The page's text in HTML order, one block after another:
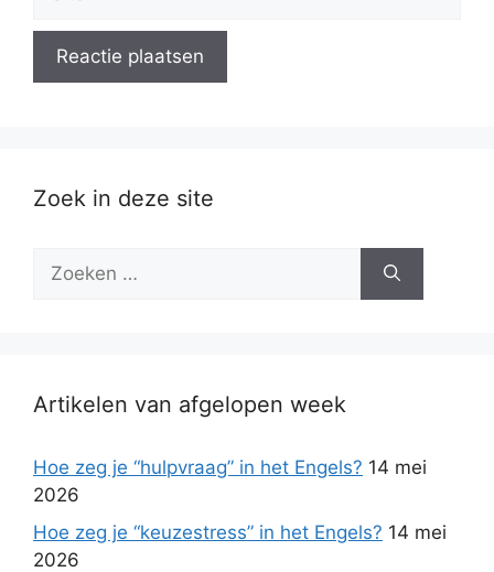
Zoek in deze site
Zoek
Artikelen van afgelopen week
Hoe zeg je “hulpvraag” in het Engels? 14 mei
2026
Hoe zeg je “keuzestress” in het Engels? 14 mei
2026